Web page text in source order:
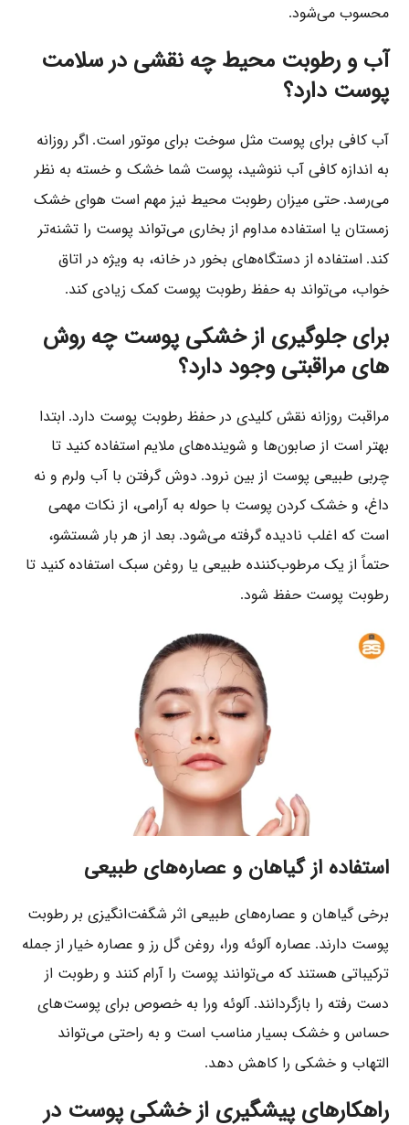
محسوب می‌شود.
آب و رطوبت محیط چه نقشی در سلامت
پوست دارد؟
آب کافی برای پوست مثل سوخت برای موتور است. اگر روزانه
به اندازه کافی آب ننوشید، پوست شما خشک و خسته به نظر
می‌رسد.حتی میزان رطوبت محیط نیز مهم است هوای خشک
زمستان یا استفاده مداوم از بخاری می‌تواند پوست را تشنه‌تر
کند. استفاده از دستگاه‌های بخور در خانه، به ویژه در اتاق
خواب، می‌تواند به حفظ رطوبت پوست کمک زیادی کند.
برای جلوگیری از خشکی پوست چه روش
های مراقبتی وجود دارد؟
مراقبت روزانه نقش کلیدی در حفظ رطوبت پوست دارد. ابتدا
بهتر است از صابون‌ها و شوینده‌های ملایم استفاده کنید تا
چربی طبیعی پوست از بین نرود. دوش گرفتن با آب ولرم و نه
داغ، و خشک کردن پوست با حوله به آرامی، از نکات مهمی
است که اغلب نادیده گرفته می‌شود. بعد از هر بار شستشو،
حتماً از یک مرطوب‌کننده طبیعی یا روغن سبک استفاده کنید تا
رطوبت پوست حفظ شود.
استفاده از گیاهان و عصاره‌های طبیعی
برخی گیاهان و عصاره‌های طبیعی اثر شگفت‌انگیزی بر رطوبت
پوست دارند. عصاره آلوئه ورا، روغن گل رز و عصاره خیار از جمله
ترکیباتی هستند که می‌توانند پوست را آرام کنند و رطوبت از
دست رفته را بازگردانند.آلوئه ورا به خصوص برای پوست‌های
حساس و خشک بسیار مناسب است و به راحتی می‌تواند
التهاب و خشکی را کاهش دهد.
راهکارهای پیشگیری از خشکی پوست در